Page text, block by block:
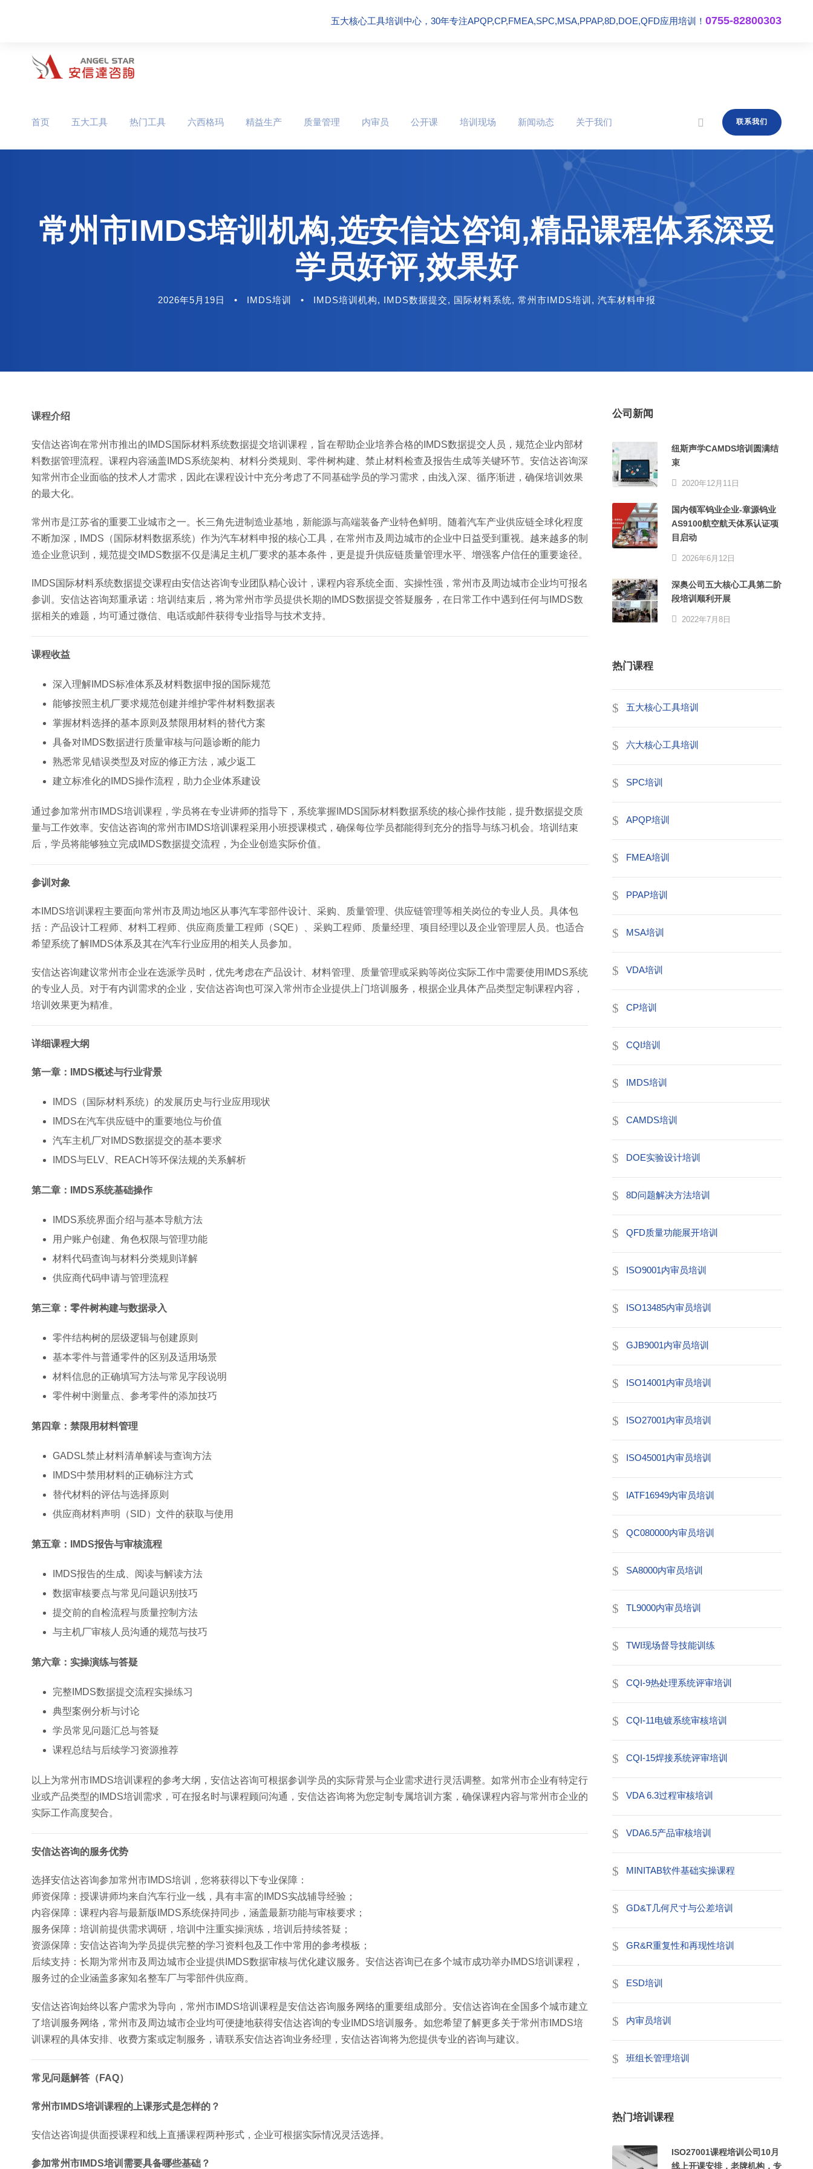
五大核心工具培训中心，30年专注APQP,CP,FMEA,SPC,MSA,PPAP,8D,DOE,QFD应用培训！ 0755-82800303
首页 五大工具 热门工具 六西格玛 精益生产 质量管理 内审员 公开课 培训现场 新闻动态 关于我们 联系我们
常州市IMDS培训机构,选安信达咨询,精品课程体系深受
学员好评,效果好
2026年5月19日 • IMDS培训 • IMDS培训机构, IMDS数据提交, 国际材料系统, 常州市IMDS培训 , 汽车材料申报
课程介绍
安信达咨询在常州市推出的IMDS国际材料系统数据提交培训课程，旨在帮助企业培养合格的IMDS数据提交人员，规范企业内部材
料数据管理流程。课程内容涵盖IMDS系统架构、材料分类规则、零件树构建、禁止材料检查及报告生成等关键环节。安信达咨询深
知常州市企业面临的技术人才需求，因此在课程设计中充分考虑了不同基础学员的学习需求，由浅入深、循序渐进，确保培训效果
的最大化。
常州市是江苏省的重要工业城市之一。长三角先进制造业基地，新能源与高端装备产业特色鲜明。随着汽车产业供应链全球化程度
不断加深，IMDS（国际材料数据系统）作为汽车材料申报的核心工具，在常州市及周边城市的企业中日益受到重视。越来越多的制
造企业意识到，规范提交IMDS数据不仅是满足主机厂要求的基本条件，更是提升供应链质量管理水平、增强客户信任的重要途径。
IMDS国际材料系统数据提交课程由安信达咨询专业团队精心设计，课程内容系统全面、实操性强，常州市及周边城市企业均可报名
参训。安信达咨询郑重承诺：培训结束后，将为常州市学员提供长期的IMDS数据提交答疑服务，在日常工作中遇到任何与IMDS数
据相关的难题，均可通过微信、电话或邮件获得专业指导与技术支持。
课程收益
深入理解IMDS标准体系及材料数据申报的国际规范
能够按照主机厂要求规范创建并维护零件材料数据表
掌握材料选择的基本原则及禁限用材料的替代方案
具备对IMDS数据进行质量审核与问题诊断的能力
熟悉常见错误类型及对应的修正方法，减少返工
建立标准化的IMDS操作流程，助力企业体系建设
通过参加常州市IMDS培训课程，学员将在专业讲师的指导下，系统掌握IMDS国际材料数据系统的核心操作技能，提升数据提交质
量与工作效率。安信达咨询的常州市IMDS培训课程采用小班授课模式，确保每位学员都能得到充分的指导与练习机会。培训结束
后，学员将能够独立完成IMDS数据提交流程，为企业创造实际价值。
参训对象
本IMDS培训课程主要面向常州市及周边地区从事汽车零部件设计、采购、质量管理、供应链管理等相关岗位的专业人员。具体包
括：产品设计工程师、材料工程师、供应商质量工程师（SQE）、采购工程师、质量经理、项目经理以及企业管理层人员。也适合
希望系统了解IMDS体系及其在汽车行业应用的相关人员参加。
安信达咨询建议常州市企业在选派学员时，优先考虑在产品设计、材料管理、质量管理或采购等岗位实际工作中需要使用IMDS系统
的专业人员。对于有内训需求的企业，安信达咨询也可深入常州市企业提供上门培训服务，根据企业具体产品类型定制课程内容，
培训效果更为精准。
详细课程大纲
第一章：IMDS概述与行业背景
IMDS（国际材料系统）的发展历史与行业应用现状
IMDS在汽车供应链中的重要地位与价值
汽车主机厂对IMDS数据提交的基本要求
IMDS与ELV、REACH等环保法规的关系解析
第二章：IMDS系统基础操作
IMDS系统界面介绍与基本导航方法
用户账户创建、角色权限与管理功能
材料代码查询与材料分类规则详解
供应商代码申请与管理流程
第三章：零件树构建与数据录入
零件结构树的层级逻辑与创建原则
基本零件与普通零件的区别及适用场景
材料信息的正确填写方法与常见字段说明
零件树中测量点、参考零件的添加技巧
第四章：禁限用材料管理
GADSL禁止材料清单解读与查询方法
IMDS中禁用材料的正确标注方式
替代材料的评估与选择原则
供应商材料声明（SID）文件的获取与使用
第五章：IMDS报告与审核流程
IMDS报告的生成、阅读与解读方法
数据审核要点与常见问题识别技巧
提交前的自检流程与质量控制方法
与主机厂审核人员沟通的规范与技巧
第六章：实操演练与答疑
完整IMDS数据提交流程实操练习
典型案例分析与讨论
学员常见问题汇总与答疑
课程总结与后续学习资源推荐
以上为常州市IMDS培训课程的参考大纲，安信达咨询可根据参训学员的实际背景与企业需求进行灵活调整。如常州市企业有特定行
业或产品类型的IMDS培训需求，可在报名时与课程顾问沟通，安信达咨询将为您定制专属培训方案，确保课程内容与常州市企业的
实际工作高度契合。
安信达咨询的服务优势
选择安信达咨询参加常州市IMDS培训，您将获得以下专业保障：
师资保障：授课讲师均来自汽车行业一线，具有丰富的IMDS实战辅导经验；
内容保障：课程内容与最新版IMDS系统保持同步，涵盖最新功能与审核要求；
服务保障：培训前提供需求调研，培训中注重实操演练，培训后持续答疑；
资源保障：安信达咨询为学员提供完整的学习资料包及工作中常用的参考模板；
后续支持：长期为常州市及周边城市企业提供IMDS数据审核与优化建议服务。安信达咨询已在多个城市成功举办IMDS培训课程，
服务过的企业涵盖多家知名整车厂与零部件供应商。
安信达咨询始终以客户需求为导向，常州市IMDS培训课程是安信达咨询服务网络的重要组成部分。安信达咨询在全国多个城市建立
了培训服务网络，常州市及周边城市企业均可便捷地获得安信达咨询的专业IMDS培训服务。如您希望了解更多关于常州市IMDS培
训课程的具体安排、收费方案或定制服务，请联系安信达咨询业务经理，安信达咨询将为您提供专业的咨询与建议。
常见问题解答（FAQ）
常州市IMDS培训课程的上课形式是怎样的？
安信达咨询提供面授课程和线上直播课程两种形式，企业可根据实际情况灵活选择。
参加常州市IMDS培训需要具备哪些基础？
公司新闻
纽斯声学CAMDS培训圆满结
束
2020年12月11日
国内领军钨业企业-章源钨业
AS9100航空航天体系认证项
目启动
2026年6月12日
深奥公司五大核心工具第二阶
段培训顺利开展
2022年7月8日
热门课程
五大核心工具培训
六大核心工具培训
SPC培训
APQP培训
FMEA培训
PPAP培训
MSA培训
VDA培训
CP培训
CQI培训
IMDS培训
CAMDS培训
DOE实验设计培训
8D问题解决方法培训
QFD质量功能展开培训
ISO9001内审员培训
ISO13485内审员培训
GJB9001内审员培训
ISO14001内审员培训
ISO27001内审员培训
ISO45001内审员培训
IATF16949内审员培训
QC080000内审员培训
SA8000内审员培训
TL9000内审员培训
TWI现场督导技能训练
CQI-9热处理系统评审培训
CQI-11电镀系统审核培训
CQI-15焊接系统评审培训
VDA 6.3过程审核培训
VDA6.5产品审核培训
MINITAB软件基础实操课程
GD&T几何尺寸与公差培训
GR&R重复性和再现性培训
ESD培训
内审员培训
班组长管理培训
热门培训课程
ISO27001课程培训公司10月
线上开课安排，老牌机构，专